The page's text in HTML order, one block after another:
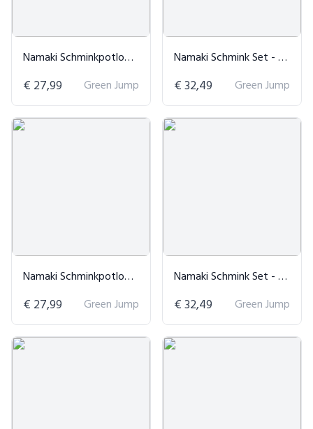
Namaki Schminkpotloden Natuurlijk
€ 27,99 Green Jump
Namaki Schmink Set - 6 Delig
€ 32,49 Green Jump
Namaki Schminkpotloden - Natuurlijk
€ 27,99 Green Jump
Namaki Schmink Set - 6 Kleuren
€ 32,49 Green Jump